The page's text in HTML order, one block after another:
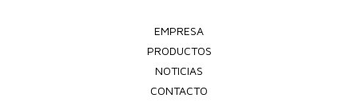
EMPRESA
PRODUCTOS
NOTICIAS
CONTACTO